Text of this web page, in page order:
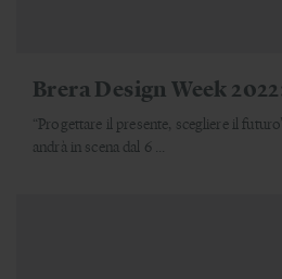
Brera Design Week
“Progettare il presente, scegliere il
andrà in scena dal 6 ...